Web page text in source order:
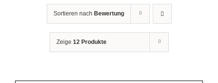
Sortieren nach Bewertung
Zeige 12 Produkte